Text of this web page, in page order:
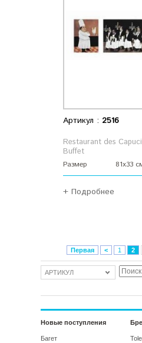
Артикул : 2516
Restaurant des
Buffet
Размер 81x33
+ Подробнее
Первая < 1 2
АРТИКУЛ
Новые поступления
Багет